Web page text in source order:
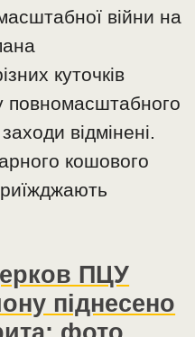
війни на
куточків
повномасштабного
відмінені.
кошового
ПЦУ
піднесено